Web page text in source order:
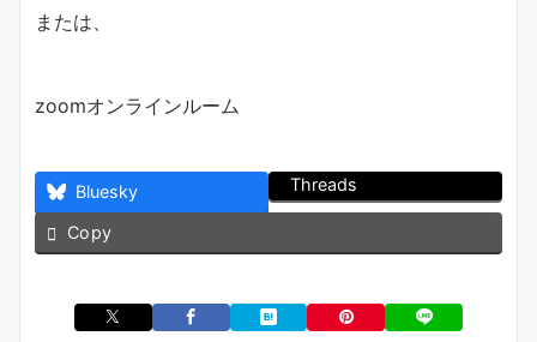
または、
zoomオンラインルーム
Bluesky Threads
Copy